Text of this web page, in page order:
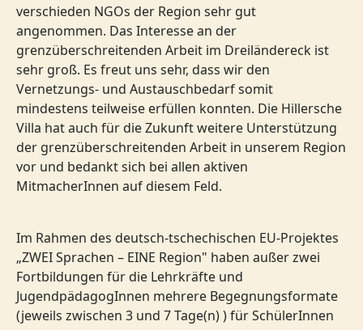
verschieden NGOs der Region sehr gut
angenommen. Das Interesse an der
grenzüberschreitenden Arbeit im Dreiländereck ist
sehr groß. Es freut uns sehr, dass wir den
Vernetzungs- und Austauschbedarf somit
mindestens teilweise erfüllen konnten. Die Hillersche
Villa hat auch für die Zukunft weitere Unterstützung
der grenzüberschreitenden Arbeit in unserem Region
vor und bedankt sich bei allen aktiven
MitmacherInnen auf diesem Feld.
Im Rahmen des deutsch-tschechischen EU-Projektes
„ZWEI Sprachen – EINE Region" haben außer zwei
Fortbildungen für die Lehrkräfte und
JugendpädagogInnen mehrere Begegnungsformate
(jeweils zwischen 3 und 7 Tage(n) ) für SchülerInnen